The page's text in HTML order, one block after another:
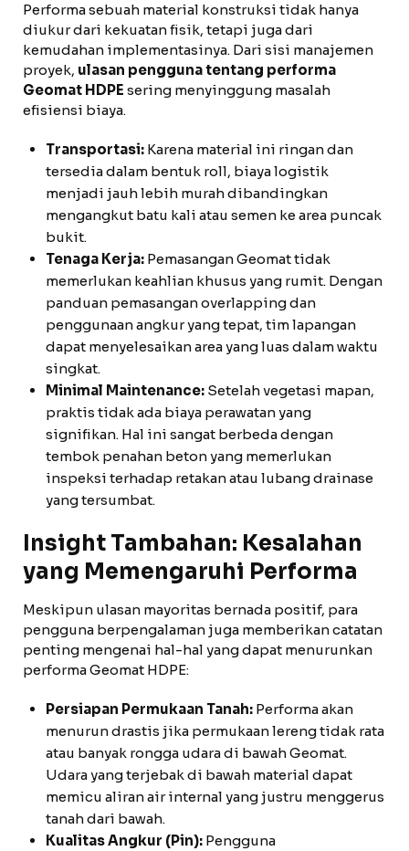
Performa sebuah material konstruksi tidak hanya
diukur dari kekuatan fisik, tetapi juga dari
kemudahan implementasinya. Dari sisi manajemen
proyek, ulasan pengguna tentang performa
Geomat HDPE sering menyinggung masalah
efisiensi biaya.
Transportasi: Karena material ini ringan dan
tersedia dalam bentuk roll, biaya logistik
menjadi jauh lebih murah dibandingkan
mengangkut batu kali atau semen ke area puncak
bukit.
Tenaga Kerja: Pemasangan Geomat tidak
memerlukan keahlian khusus yang rumit. Dengan
panduan pemasangan overlapping dan
penggunaan angkur yang tepat, tim lapangan
dapat menyelesaikan area yang luas dalam waktu
singkat.
Minimal Maintenance: Setelah vegetasi mapan,
praktis tidak ada biaya perawatan yang
signifikan. Hal ini sangat berbeda dengan
tembok penahan beton yang memerlukan
inspeksi terhadap retakan atau lubang drainase
yang tersumbat.
Insight Tambahan: Kesalahan
yang Memengaruhi Performa
Meskipun ulasan mayoritas bernada positif, para
pengguna berpengalaman juga memberikan catatan
penting mengenai hal-hal yang dapat menurunkan
performa Geomat HDPE:
Persiapan Permukaan Tanah: Performa akan
menurun drastis jika permukaan lereng tidak rata
atau banyak rongga udara di bawah Geomat.
Udara yang terjebak di bawah material dapat
memicu aliran air internal yang justru menggerus
tanah dari bawah.
Kualitas Angkur (Pin): Pengguna